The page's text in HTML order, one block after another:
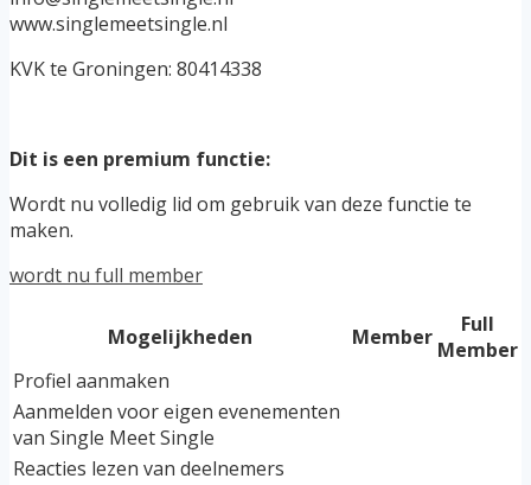
www.singlemeetsingle.nl
KVK te Groningen: 80414338
Dit is een premium functie:
Wordt nu volledig lid om gebruik van deze functie te
maken.
wordt nu full member
Mogelijkheden Member
Full
Member
Profiel aanmaken
Aanmelden voor eigen evenementen
van Single Meet Single
Reacties lezen van deelnemers